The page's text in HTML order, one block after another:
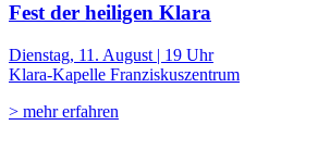
Fest der heiligen Klara
Dienstag, 11. August | 19 Uhr
Klara-Kapelle Franziskuszentrum
> mehr erfahren